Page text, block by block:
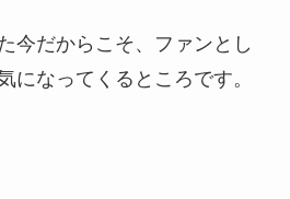
今だからこそ、ファンとし
になってくるところです。